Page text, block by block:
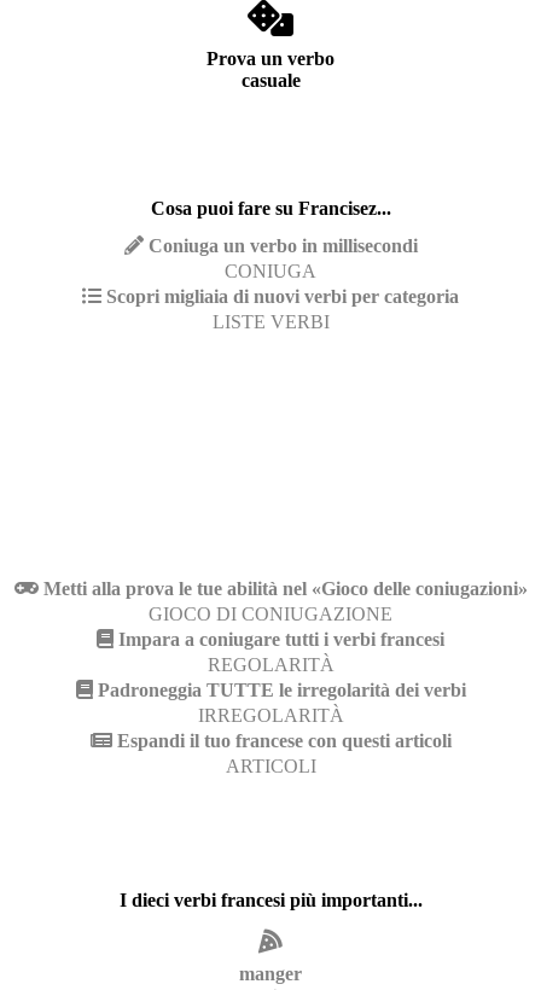
Prova un verbo
casuale
Cosa puoi fare su Francisez...
Coniuga un verbo in millisecondi
CONIUGA
Scopri migliaia di nuovi verbi per categoria
LISTE VERBI
Metti alla prova le tue abilità nel «Gioco delle coniugazioni»
GIOCO DI CONIUGAZIONE
Impara a coniugare tutti i verbi francesi
REGOLARITÀ
Padroneggia TUTTE le irregolarità dei verbi
IRREGOLARITÀ
Espandi il tuo francese con questi articoli
ARTICOLI
I dieci verbi francesi più importanti...
manger